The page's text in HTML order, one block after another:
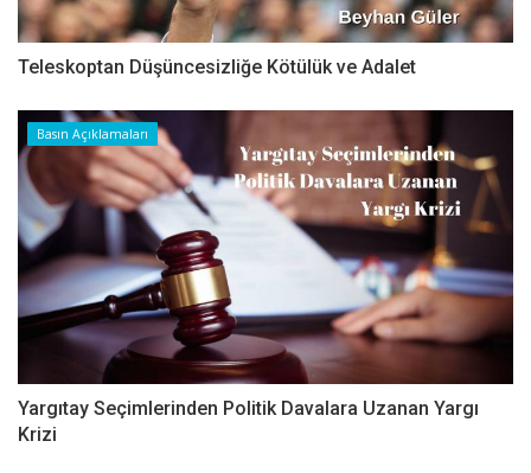
Teleskoptan Düşüncesizliğe Kötülük ve Adalet
Basın Açıklamaları
Yargıtay Seçimlerinden Politik Davalara Uzanan Yargı
Krizi